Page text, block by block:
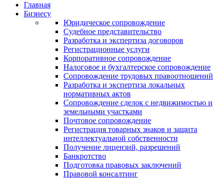
Главная
Бизнесу
Юридическое сопровождение
Судебное представительство
Разработка и экспертиза договоров
Регистрационные услуги
Корпоративное сопровождение
Налоговое и бухгалтерское сопровождение
Сопровождение трудовых правоотношений
Разработка и экспертиза локальных
нормативных актов
Сопровождение сделок с недвижимостью и
земельными участками
Почтовое сопровождение
Регистрация товарных знаков и защита
интеллектуальной собственности
Получение лицензий, разрешений
Банкротство
Подготовка правовых заключений
Правовой консалтинг